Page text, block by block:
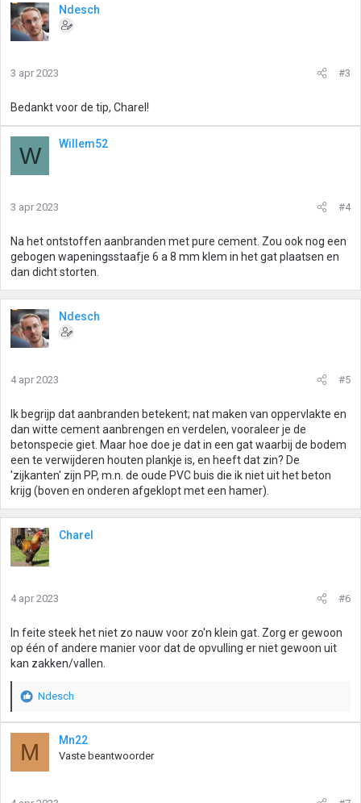
r
d
e
n
e
n
:
Ndesch
3 apr 2023 #3
Bedankt voor de tip, Charel!
W Willem52
3 apr 2023 #4
Na het ontstoffen aanbranden met pure cement. Zou ook nog een
gebogen wapeningsstaafje 6 a 8 mm klem in het gat plaatsen en
dan dicht storten.
Ndesch
4 apr 2023 #5
Ik begrijp dat aanbranden betekent; nat maken van oppervlakte en
dan witte cement aanbrengen en verdelen, vooraleer je de
betonspecie giet. Maar hoe doe je dat in een gat waarbij de bodem
een te verwijderen houten plankje is, en heeft dat zin? De
'zijkanten' zijn PP, m.n. de oude PVC buis die ik niet uit het beton
krijg (boven en onderen afgeklopt met een hamer).
Charel
4 apr 2023 #6
In feite steek het niet zo nauw voor zo'n klein gat. Zorg er gewoon
op één of andere manier voor dat de opvulling er niet gewoon uit
kan zakken/vallen.
W
a
r
d
e
Ndesch
M Mn22
Vaste beantwoorder